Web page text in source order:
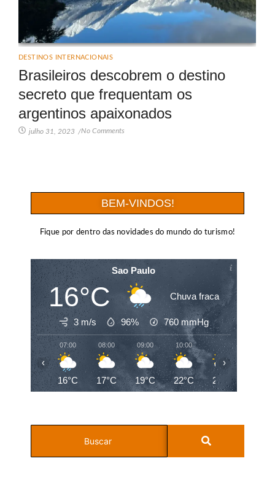
DESTINOS INTERNACIONAIS
Brasileiros descobrem o destino
secreto que frequentam os
argentinos apaixonados
julho 31, 2023 /No Comments
BEM-VINDOS!
Fique por dentro das novidades do mundo do turismo!
Sao Paulo
16°C Chuva fraca
3 m/s 96% 760mmHg
07:00
16°C
08:00
17°C
09:00
19°C
10:00
22°C
11:00
24°C
‹ ›